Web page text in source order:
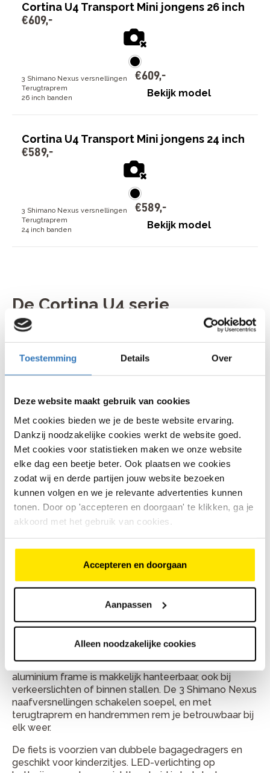
Toestemming Details Over
Deze website maakt gebruik van cookies
Met cookies bieden we je de beste website ervaring.
Dankzij noodzakelijke cookies werkt de website goed.
Met cookies voor statistieken maken we onze website
elke dag een beetje beter. Ook plaatsen we cookies
zodat wij en derde partijen jouw website bezoeken
kunnen volgen en we je relevante advertenties kunnen
tonen. Door op 'accepteren en doorgaan' te klikken, ga je
akkoord met het gebruik van cookies.
Accepteren en doorgaan
Aanpassen
Alleen noodzakelijke cookies
Cortina U4 Transport Mini jongens 26 inch
€609,-
3 Shimano Nexus versnellingen
Terugtraprem
26 inch banden
€609,-
Bekijk model
Cortina U4 Transport Mini jongens 24 inch
€589,-
3 Shimano Nexus versnellingen
Terugtraprem
24 inch banden
€589,-
Bekijk model
De Cortina U4 serie
De Cortina U4 serie is in het leven geroepen als dé
oplossing voor stedelijke mobiliteit. Deze productlijn
combineert robuustheid met stijl en is sinds zijn
woon-werkverkeer of een snelle boodschap. Dankzij
de comfortabele zithouding en betrouwbare
naafversnellingen fiets je moeiteloos door drukke
straten.
Nieuwste modellen worden regelmatig
geïntroduceerd om te blijven voldoen aan de
veranderende behoeften van fietsers. Vergelijkbaar
hiermee introduceert Gazelle doorgaans jaarlijks
nieuwe Chamonix modellen, waarmee ze steeds
inspelen op de laatste fietstrends en technologieën.
De verschillende Cortina U4
modellen
De Cortina U4 Transport NR3
De U4 Transport NR3 is een lichte (20 kg), veelzijdige
stadsfiets met comfortabel rechtop zitcomfort. Het
aluminium frame is makkelijk hanteerbaar, ook bij
verkeerslichten of binnen stallen. De 3 Shimano Nexus
naafversnellingen schakelen soepel, en met
terugtraprem en handremmen rem je betrouwbaar bij
elk weer.
De fiets is voorzien van dubbele bagagedragers en
geschikt voor kinderzitjes. LED-verlichting op